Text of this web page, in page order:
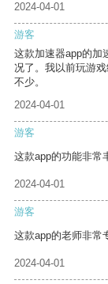
2024-04-01
游客
这款加速器app的加
况了。我以前玩游
不少。
2024-04-01
游客
这款app的功能非常
2024-04-01
游客
这款app的老师非常
2024-04-01